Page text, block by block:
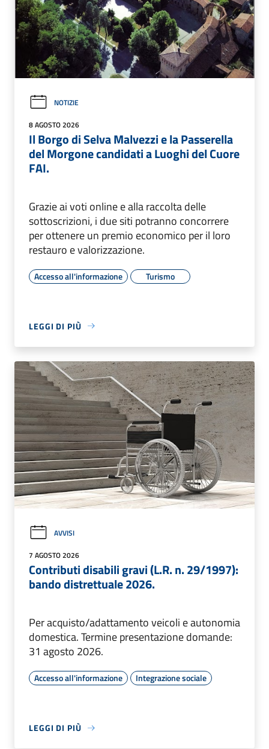
NOTIZIE
8 AGOSTO 2026
Il Borgo di Selva Malvezzi e la Passerella
del Morgone candidati a Luoghi del Cuore
FAI.
Grazie ai voti online e alla raccolta delle
sottoscrizioni, i due siti potranno concorrere
per ottenere un premio economico per il loro
restauro e valorizzazione.
Accesso all'informazione Turismo
LEGGI DI PIÙ
AVVISI
7 AGOSTO 2026
Contributi disabili gravi (L.R. n. 29/1997):
bando distrettuale 2026.
Per acquisto/adattamento veicoli e autonomia
domestica. Termine presentazione domande:
31 agosto 2026.
Accesso all'informazione Integrazione sociale
LEGGI DI PIÙ